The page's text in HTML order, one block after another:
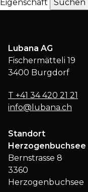
Eigenschaft
Lubana AG
Fischermätteli 19
3400 Burgdorf
T +41 34 420 21 21
info@lubana.ch
Standort
Herzogenbuchsee
Bernstrasse 8
3360
Herzogenbuchsee